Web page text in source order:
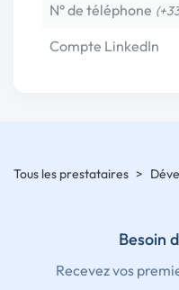
N° de téléphone
Compte LinkedIn
Tous les prestataires >
Besoin
Recevez vos